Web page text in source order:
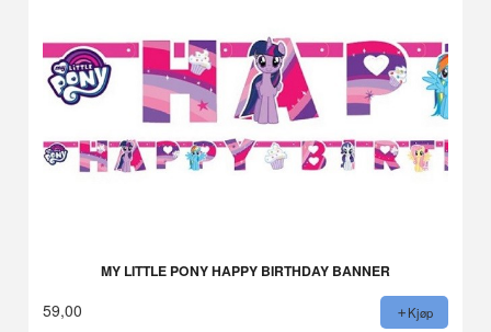
MY LITTLE PONY HAPPY BIRTHDAY BANNER
59,00 Kjøp